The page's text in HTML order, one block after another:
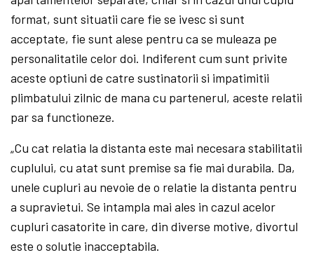
format, sunt situatii care fie se ivesc si sunt
acceptate, fie sunt alese pentru ca se muleaza pe
personalitatile celor doi. Indiferent cum sunt privite
aceste optiuni de catre sustinatorii si impatimitii
plimbatului zilnic de mana cu partenerul, aceste relatii
par sa functioneze.
„Cu cat relatia la distanta este mai necesara stabilitatii
cuplului, cu atat sunt premise sa fie mai durabila. Da,
unele cupluri au nevoie de o relatie la distanta pentru
a supravietui. Se intampla mai ales in cazul acelor
cupluri casatorite in care, din diverse motive, divortul
este o solutie inacceptabila.